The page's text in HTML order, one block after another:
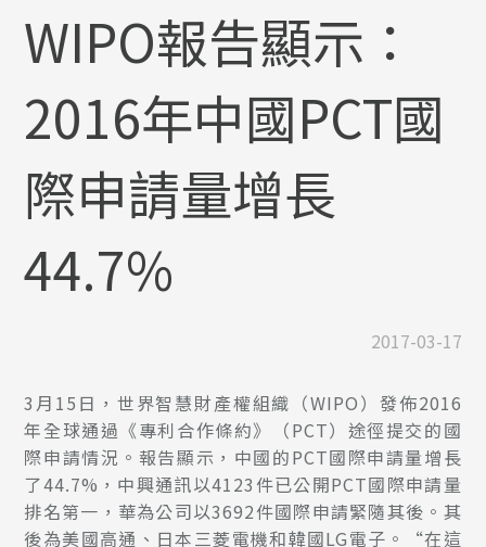
WIPO報告顯示：
2016年中國PCT國
際申請量增長
44.7%
2017-03-17
3月15日，世界智慧財產權組織（WIPO）發佈2016
年全球通過《專利合作條約》（PCT）途徑提交的國
際申請情況。報告顯示，中國的PCT國際申請量增長
了44.7%，中興通訊以4123件已公開PCT國際申請量
排名第一，華為公司以3692件國際申請緊隨其後。其
後為美國高通、日本三菱電機和韓國LG電子。“在這